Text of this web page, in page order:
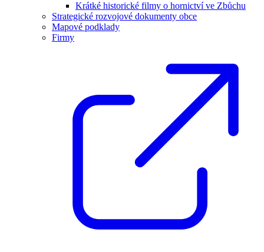
Krátké historické filmy o hornictví ve Zbůchu
Strategické rozvojové dokumenty obce
Mapové podklady
Firmy